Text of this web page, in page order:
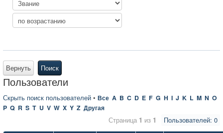
Вернуть Поиск
Пользователи
Скрыть поиск пользователей • Все A B C D E F G H I J K L M N O
P Q R S T U V W X Y Z Другая
Пользователей: 0
Страница 1 из 1